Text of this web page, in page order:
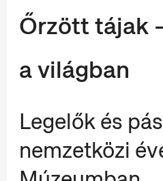
Őrzött tájak
a világban
Legelők és
nemzetközi